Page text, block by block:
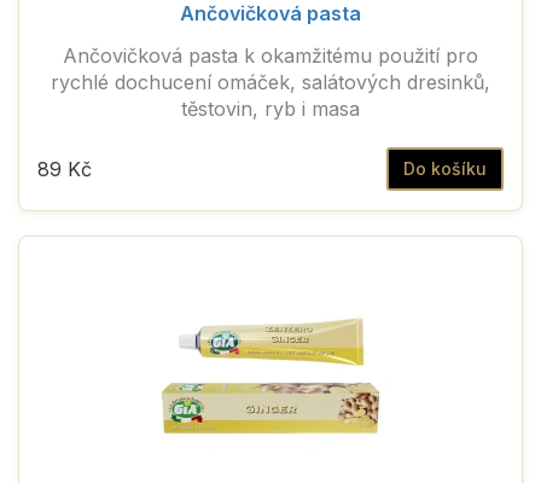
Ančovičková pasta
Ančovičková pasta k okamžitému použití pro
rychlé dochucení omáček, salátových dresinků,
těstovin, ryb i masa
Do košíku
89 Kč